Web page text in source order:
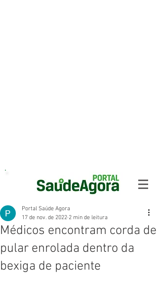
Médicos encontram corda de
pular enrolada dentro da
bexiga de paciente
Portal Saúde Agora
17 de nov. de 2022 2 min de leitura